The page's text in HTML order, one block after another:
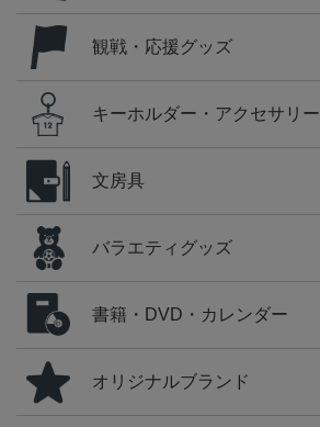
観戦・応援グッズ
キーホルダー・アクセサリー
文房具
バラエティグッズ
書籍・DVD・カレンダー
オリジナルブランド